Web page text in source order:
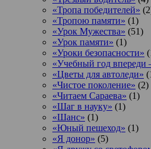
«Тропа победителей»
«Тропою памяти» (1)
«Урок Мужества» (51)
«Урок памяти» (1)
«Уроки безопасности»
«Учебный год
«Цветы для автоледи»
«Чистое поколение» (2)
«Читаем Сараева» (1)
«Шаг в науку» (1)
«Шанс» (1)
«Юный пешеход» (1)
«Я донор» (5)